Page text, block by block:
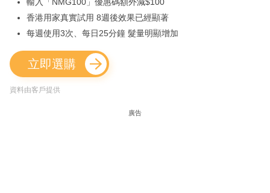
香港用家真實試用 8週後效果已經顯著
每週使用3次、每日25分鐘 髮量明顯增加
立即選購
資料由客戶提供
廣告